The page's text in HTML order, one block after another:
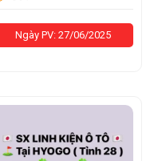
Ngày PV: 27/06/2025